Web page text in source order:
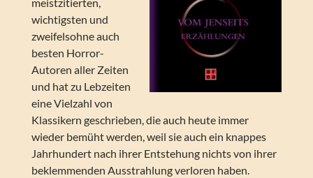
wichtigsten und
zweifelsohne auch
besten Horror-
Autoren aller Zeiten
und hat zu Lebzeiten
eine Vielzahl von
Klassikern geschrieben, die auch heute immer
wieder bemüht werden, weil sie auch ein knappes
Jahrhundert nach ihrer Entstehung nichts von ihrer
beklemmenden Ausstrahlung verloren haben.